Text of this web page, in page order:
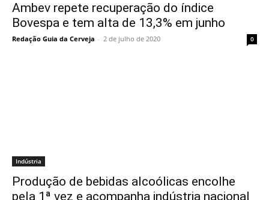
Ambev repete recuperação do índice
Bovespa e tem alta de 13,3% em junho
Redação Guia da Cerveja - 2 de julho de 2020 0
Indústria
Produção de bebidas alcoólicas encolhe
pela 1ª vez e acompanha indústria nacional